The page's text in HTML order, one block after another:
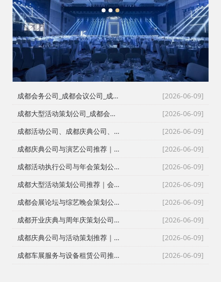
1 2 3
[2026-06-09]
成都会务公司_成都会议公司_成都庆典公司高难度同行单二手单全接｜成都红星活动策划用26年经验说话
[2026-06-09]
成都大型活动策划公司_成都会议策划公司_成都庆典策划公司哪家专业？成都红星活动策划26年团队实力深度解析
[2026-06-09]
成都活动公司、成都庆典公司、成都会务公司、成都会议策划公司，红星团队26年经验深度解读
[2026-06-09]
成都庆典公司与演艺公司推荐｜开张剪彩、舞龙舞狮、大型晚会全案执行
[2026-06-09]
成都活动执行公司与年会策划公司推荐｜全流程服务与安全保障
[2026-06-09]
成都大型活动策划公司推荐｜会议策划、庆典执行、年会演艺一站式服务
[2026-06-09]
成都会展论坛与综艺晚会策划公司推荐｜活动策划执行与资源整合专家
[2026-06-09]
成都开业庆典与周年庆策划公司推荐｜专业舞台搭建与高端现场布置
[2026-06-09]
成都庆典公司与活动策划推荐｜跨年晚会、元旦晚会、企业年会一站式执行
[2026-06-09]
成都车展服务与设备租赁公司推荐｜新车上市、试驾活动、巡展全案执行